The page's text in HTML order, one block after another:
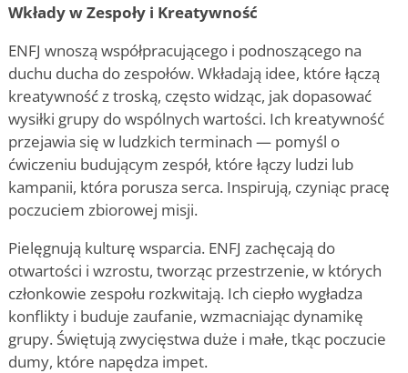
Wkłady w Zespoły i Kreatywność
ENFJ wnoszą współpracującego i podnoszącego na
duchu ducha do zespołów. Wkładają idee, które łączą
kreatywność z troską, często widząc, jak dopasować
wysiłki grupy do wspólnych wartości. Ich kreatywność
przejawia się w ludzkich terminach — pomyśl o
ćwiczeniu budującym zespół, które łączy ludzi lub
kampanii, która porusza serca. Inspirują, czyniąc pracę
poczuciem zbiorowej misji.
Pielęgnują kulturę wsparcia. ENFJ zachęcają do
otwartości i wzrostu, tworząc przestrzenie, w których
członkowie zespołu rozkwitają. Ich ciepło wygładza
konflikty i buduje zaufanie, wzmacniając dynamikę
grupy. Świętują zwycięstwa duże i małe, tkąc poczucie
dumy, które napędza impet.